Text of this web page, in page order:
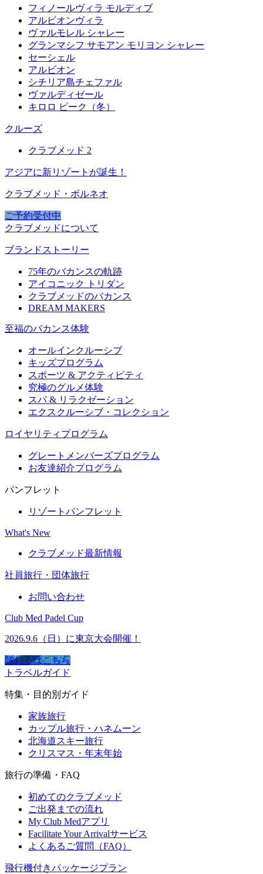
フィノールヴィラ モルディブ
アルビオンヴィラ
ヴァルモレル シャレー
グランマシフ サモアン モリヨン シャレー
セーシェル
アルビオン
シチリア島チェファル
ヴァルディゼール
キロロ ピーク（冬）
クルーズ
クラブメッド 2
アジアに新リゾートが誕生！
クラブメッド・ボルネオ
ご予約受付中
クラブメッドについて
ブランドストーリー
75年のバカンスの軌跡
アイコニック トリダン
クラブメッドのバカンス
DREAM MAKERS
至福のバカンス体験
オールインクルーシブ
キッズプログラム
スポーツ & アクティビティ​
究極のグルメ体験
スパ & リラクゼーション
エクスクルーシブ・コレクション
ロイヤリティプログラム
グレートメンバーズプログラム
お友達紹介プログラム
パンフレット
リゾートパンフレット
What's New
クラブメッド最新情報
社員旅行・団体旅行
お問い合わせ
Club Med Padel Cup
2026.9.6（日）に東京大会開催！
詳しくはこちら
トラベルガイド
特集・目的別ガイド
家族旅行
カップル旅行・ハネムーン
北海道スキー旅行
クリスマス・年末年始
旅行の準備・FAQ
初めてのクラブメッド
ご出発までの流れ
My Club Medアプリ
Facilitate Your Arrivalサービス
よくあるご質問（FAQ）
飛行機付きパッケージプラン